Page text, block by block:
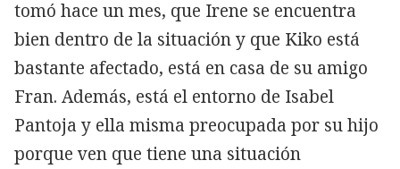
tomó hace un mes, que Irene se encuentra
bien dentro de la situación y que Kiko está
bastante afectado, está en casa de su amigo
Fran. Además, está el entorno de Isabel
Pantoja y ella misma preocupada por su hijo
porque ven que tiene una situación